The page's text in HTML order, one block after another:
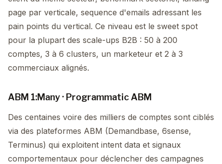
page par verticale, sequence d'emails adressant les
pain points du vertical. Ce niveau est le sweet spot
pour la plupart des scale-ups B2B : 50 à 200
comptes, 3 à 6 clusters, un marketeur et 2 à 3
commerciaux alignés.
ABM 1:Many · Programmatic ABM
Des centaines voire des milliers de comptes sont ciblés
via des plateformes ABM (Demandbase, 6sense,
Terminus) qui exploitent intent data et signaux
comportementaux pour déclencher des campagnes